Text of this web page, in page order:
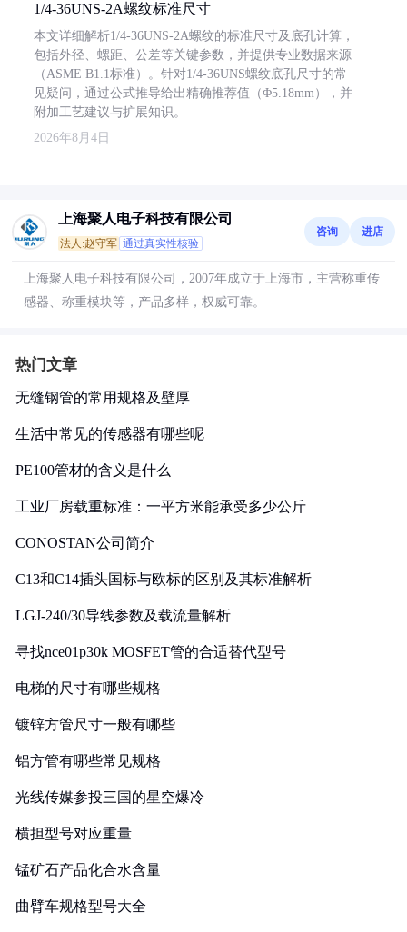
1/4-36UNS-2A螺纹标准尺寸
本文详细解析1/4-36UNS-2A螺纹的标准尺寸及底孔计算，
包括外径、螺距、公差等关键参数，并提供专业数据来源
（ASME B1.1标准）。针对1/4-36UNS螺纹底孔尺寸的常
见疑问，通过公式推导给出精确推荐值（Φ5.18mm），并
附加工艺建议与扩展知识。
2026年8月4日
上海聚人电子科技有限公司
法人:赵守军 通过真实性核验
咨询 进店
上海聚人电子科技有限公司，2007年成立于上海市，主营称重传
感器、称重模块等，产品多样，权威可靠。
热门文章
无缝钢管的常用规格及壁厚
生活中常见的传感器有哪些呢
PE100管材的含义是什么
工业厂房载重标准：一平方米能承受多少公斤
CONOSTAN公司简介
C13和C14插头国标与欧标的区别及其标准解析
LGJ-240/30导线参数及载流量解析
寻找nce01p30k MOSFET管的合适替代型号
电梯的尺寸有哪些规格
镀锌方管尺寸一般有哪些
铝方管有哪些常见规格
光线传媒参投三国的星空爆冷
横担型号对应重量
锰矿石产品化合水含量
曲臂车规格型号大全